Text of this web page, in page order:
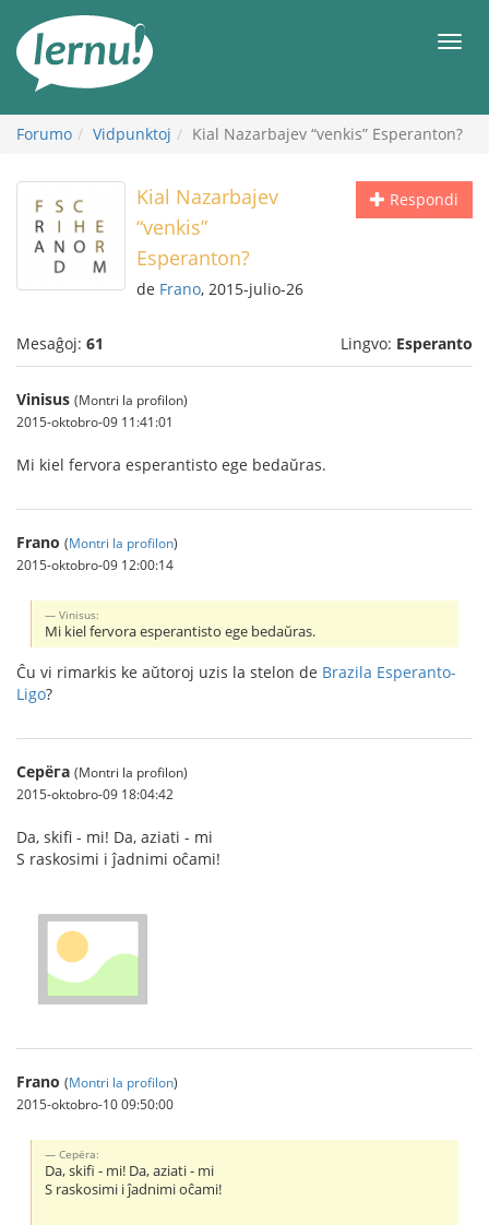
enhavo
Forumo Vidpunktoj Kial Nazarbajev “venkis” Esperanton?
Respondi
Kial Nazarbajev
“venkis”
Esperanton?
de Frano, 2015-julio-26
Mesaĝoj: 61 Lingvo: Esperanto
Vinisus (Montri la profilon)
2015-oktobro-09 11:41:01
Mi kiel fervora esperantisto ege bedaŭras.
Frano (Montri la profilon)
2015-oktobro-09 12:00:14
Vinisus:
Mi kiel fervora esperantisto ege bedaŭras.
Ĉu vi rimarkis ke aŭtoroj uzis la stelon de Brazila Esperanto-
Ligo?
Серёга (Montri la profilon)
2015-oktobro-09 18:04:42
Da, skifi - mi! Da, aziati - mi
S raskosimi i ĵadnimi oĉami!
Frano (Montri la profilon)
2015-oktobro-10 09:50:00
Серёга:
Da, skifi - mi! Da, aziati - mi
S raskosimi i ĵadnimi oĉami!